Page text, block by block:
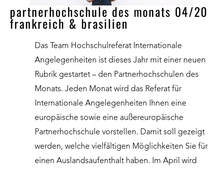
partnerhochschule des monats 04/20
frankreich & brasilien
Das Team Hochschulreferat Internationale
Angelegenheiten ist dieses Jahr mit einer neuen
Rubrik gestartet – den Partnerhochschulen des
Monats. Jeden Monat wird das Referat für
Internationale Angelegenheiten Ihnen eine
europäische sowie eine außereuropäische
Partnerhochschule vorstellen. Damit soll gezeigt
werden, welche vielfältigen Möglichkeiten Sie für
einen Auslandsaufenthalt haben. Im April wird